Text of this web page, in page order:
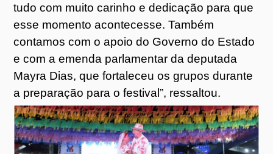
tudo com muito carinho e dedicação para que
esse momento acontecesse. Também
contamos com o apoio do Governo do Estado
e com a emenda parlamentar da deputada
Mayra Dias, que fortaleceu os grupos durante
a preparação para o festival”, ressaltou.